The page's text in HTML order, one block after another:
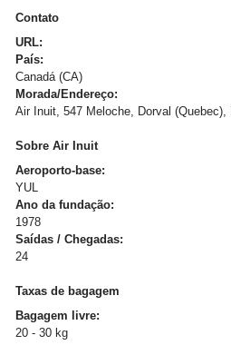
Contato
URL:
País:
Canadá (CA)
Morada/Endereço:
Air Inuit, 547 Meloche, Dorval (Quebec),
Sobre Air Inuit
Aeroporto-base:
YUL
Ano da fundação:
1978
Saídas / Chegadas:
24
Taxas de bagagem
Bagagem livre:
20 - 30 kg